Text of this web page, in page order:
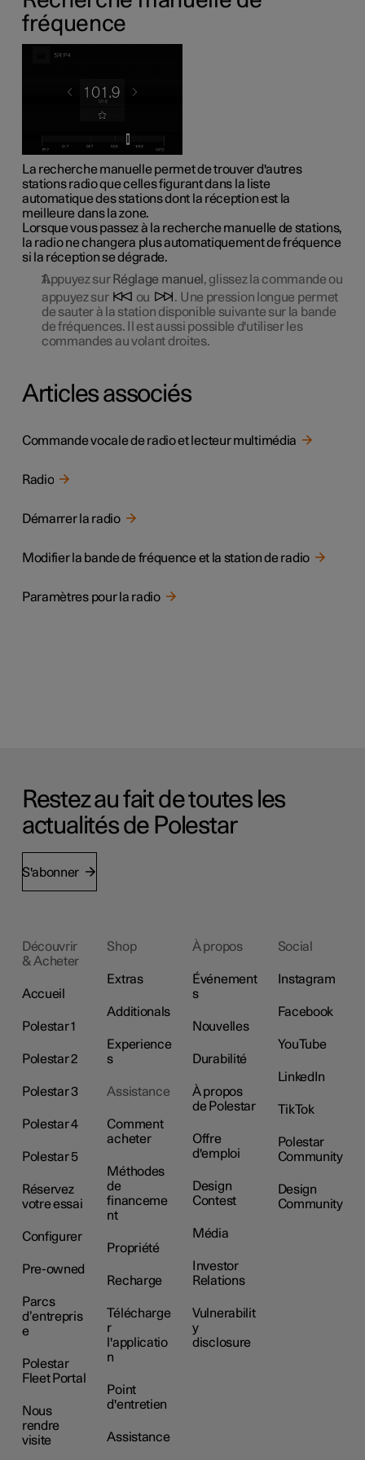
fréquence
La recherche manuelle permet de trouver d'autres
stations radio que celles figurant dans la liste
automatique des stations dont la réception est la
meilleure dans la zone.
Lorsque vous passez à la recherche manuelle de stations,
la radio ne changera plus automatiquement de fréquence
si la réception se dégrade.
Appuyez sur Réglage manuel , glissez la commande ou
appuyez sur
ou
. Une pression longue permet
de sauter à la station disponible suivante sur la bande
de fréquences. Il est aussi possible d'utiliser les
commandes au volant droites.
Articles associés
Commande vocale de radio et lecteur multimédia
Radio
Démarrer la radio
Modifier la bande de fréquence et la station de radio
Paramètres pour la radio
Restez au fait de toutes les
actualités de Polestar
S'abonner
Découvrir
& Acheter
Accueil
Polestar 1
Polestar 2
Polestar 3
Polestar 4
Polestar 5
Réservez
votre essai
Configurer
Pre-owned
Parcs
d’entrepris
e
Polestar
Fleet Portal
Nous
rendre
visite
Shop
Extras
Additionals
Experience
s
Assistance
Comment
acheter
Méthodes
de
financeme
nt
Propriété
Recharge
Télécharge
r
l'applicatio
n
Point
d'entretien
Assistance
À propos
Événement
s
Nouvelles
Durabilité
À propos
de Polestar
Offre
d'emploi
Design
Contest
Média
Investor
Relations
Vulnerabilit
y
disclosure
Social
Instagram
Facebook
YouTube
LinkedIn
TikTok
Polestar
Community
Design
Community